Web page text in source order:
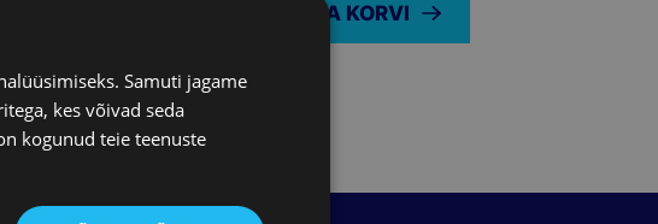
LISA KORVI
Samuti jagame
kes võivad seda
kogunud teie teenuste